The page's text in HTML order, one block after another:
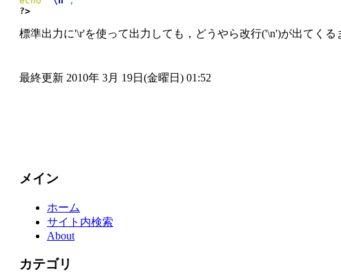
?>
標準出力に'\r'を使って出力しても，どうやら改行('\n')が出てくる
最終更新 2010年 3月 19日(金曜日) 01:52
メイン
ホーム
サイト内検索
About
カテゴリ